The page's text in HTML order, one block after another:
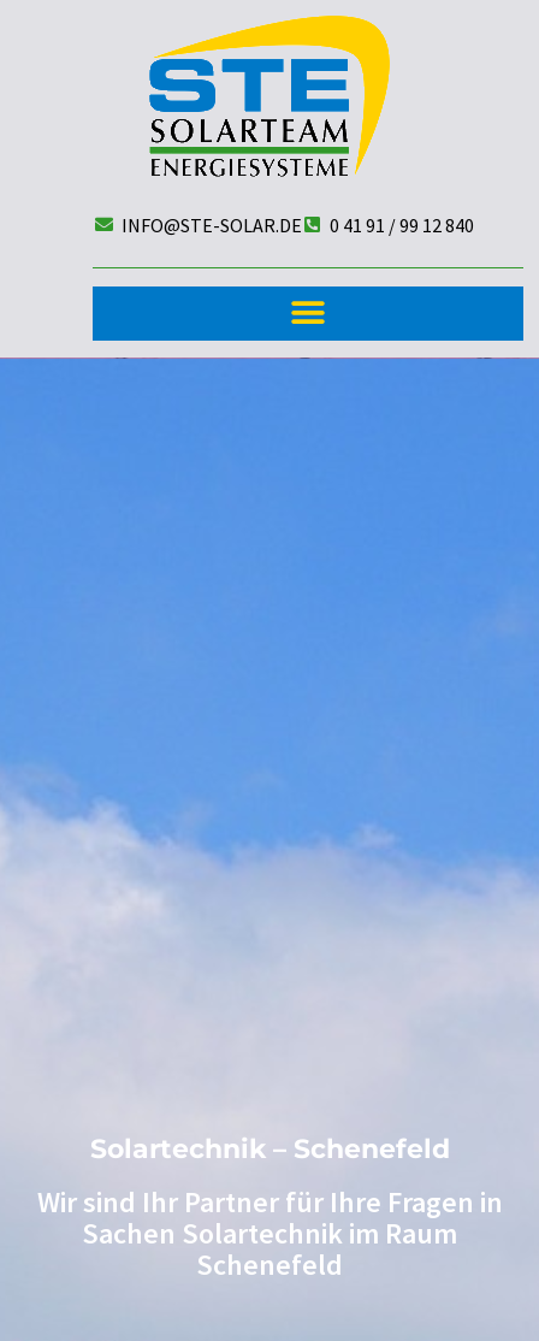
INFO@STE-SOLAR.DE 0 41 91 / 99 12 840
Solartechnik – Schenefeld
Wir sind Ihr Partner für Ihre Fragen in
Sachen Solartechnik im Raum
Schenefeld